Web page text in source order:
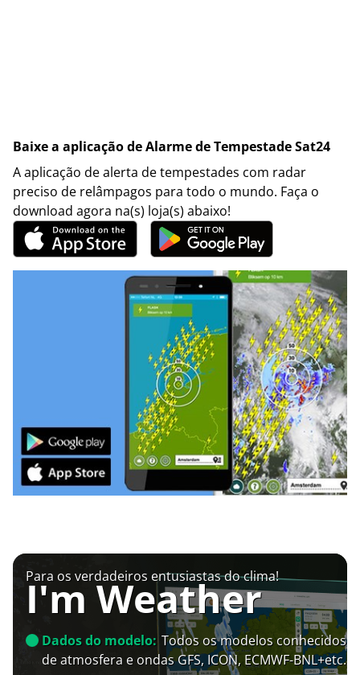
Baixe a aplicação de Alarme de Tempestade Sat24
A aplicação de alerta de tempestades com radar
preciso de relâmpagos para todo o mundo. Faça o
download agora na(s) loja(s) abaixo!
Para os verdadeiros entusiastas do clima!
I'm Weather
Dados do modelo: Todos os modelos conhecidos
de atmosfera e ondas GFS, ICON, ECMWF-BNL+etc.